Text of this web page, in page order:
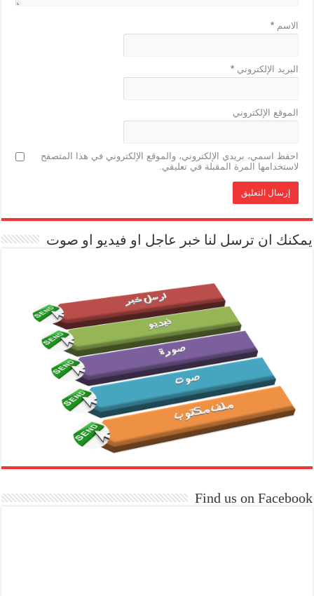
الاسم*
البريد الإلكتروني*
الموقع الإلكتروني
احفظ اسمي، بريدي الإلكتروني، والموقع الإلكتروني في هذا المتصفح
لاستخدامها المرة المقبلة في تعليقي.
يمكنك ان ترسل لنا خبر عاجل او فيديو او صوت
Find us on Facebook